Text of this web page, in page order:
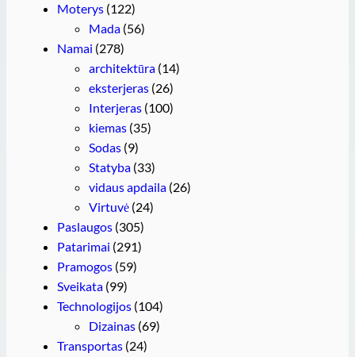
Moterys (122)
Mada (56)
Namai (278)
architektūra (14)
eksterjeras (26)
Interjeras (100)
kiemas (35)
Sodas (9)
Statyba (33)
vidaus apdaila (26)
Virtuvė (24)
Paslaugos (305)
Patarimai (291)
Pramogos (59)
Sveikata (99)
Technologijos (104)
Dizainas (69)
Transportas (24)